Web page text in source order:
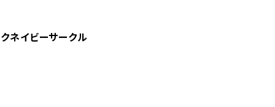
ネイビーサークル